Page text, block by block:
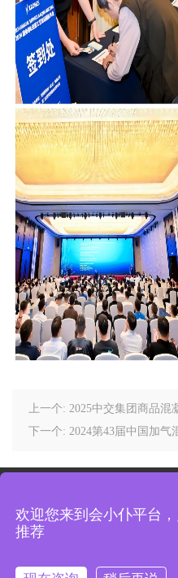
上一个: 2025中交集团商品混
下一个: 2024第43届中国加气
京会议酒店、广州会议酒店 。厦门会
店-厦门会议酒店哪家好-厦门好的会议
欢迎您来到会小仆平台
推荐